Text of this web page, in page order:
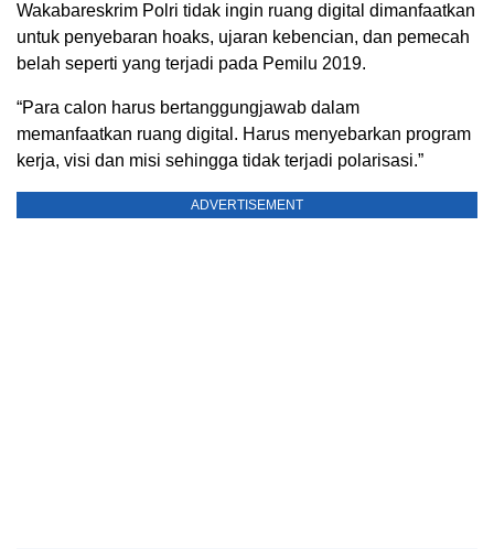
Wakabareskrim Polri tidak ingin ruang digital dimanfaatkan
untuk penyebaran hoaks, ujaran kebencian, dan pemecah
belah seperti yang terjadi pada Pemilu 2019.
“Para calon harus bertanggungjawab dalam
memanfaatkan ruang digital. Harus menyebarkan program
kerja, visi dan misi sehingga tidak terjadi polarisasi.”
ADVERTISEMENT